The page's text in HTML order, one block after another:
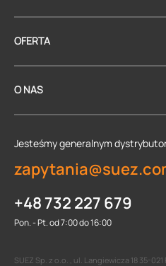
OFERTA
O NAS
Jesteśmy generalnym
+48 732 227 679
Pon. - Pt. od 7:00 do 16:00
SUEZ Sp. z o.o. , ul. Langiewicza 18 35-